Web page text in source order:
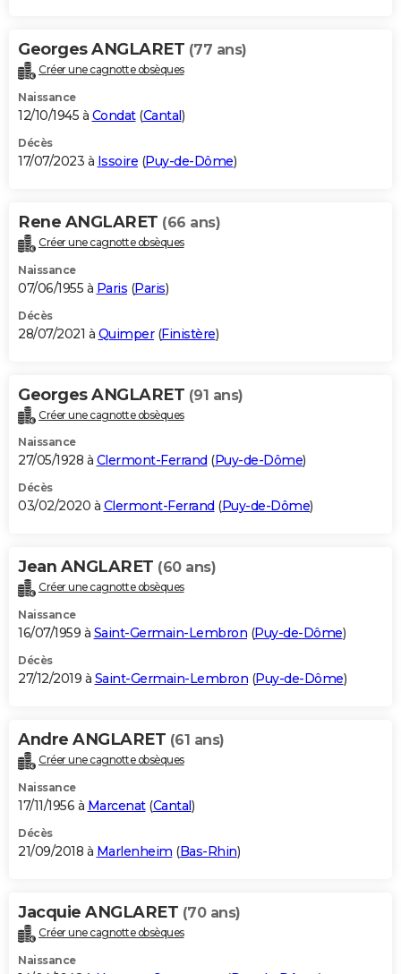
Georges ANGLARET (77 ans)
Créer une cagnotte obsèques
Naissance
12/10/1945 à Condat(Cantal)
Décès
17/07/2023 à Issoire (Puy-de-Dôme)
Rene ANGLARET (66 ans)
Créer une cagnotte obsèques
Naissance
07/06/1955 à Paris (Paris)
Décès
28/07/2021 à Quimper(Finistère)
Georges ANGLARET (91 ans)
Créer une cagnotte obsèques
Naissance
27/05/1928 à Clermont-Ferrand (Puy-de-Dôme)
Décès
03/02/2020 à Clermont-Ferrand (Puy-de-Dôme)
Jean ANGLARET (60 ans)
Créer une cagnotte obsèques
Naissance
16/07/1959 à Saint-Germain-Lembron (Puy-de-Dôme)
Décès
27/12/2019 à Saint-Germain-Lembron (Puy-de-Dôme)
Andre ANGLARET (61 ans)
Créer une cagnotte obsèques
Naissance
17/11/1956 à Marcenat(Cantal)
Décès
21/09/2018 à Marlenheim (Bas-Rhin)
Jacquie ANGLARET (70 ans)
Créer une cagnotte obsèques
Naissance